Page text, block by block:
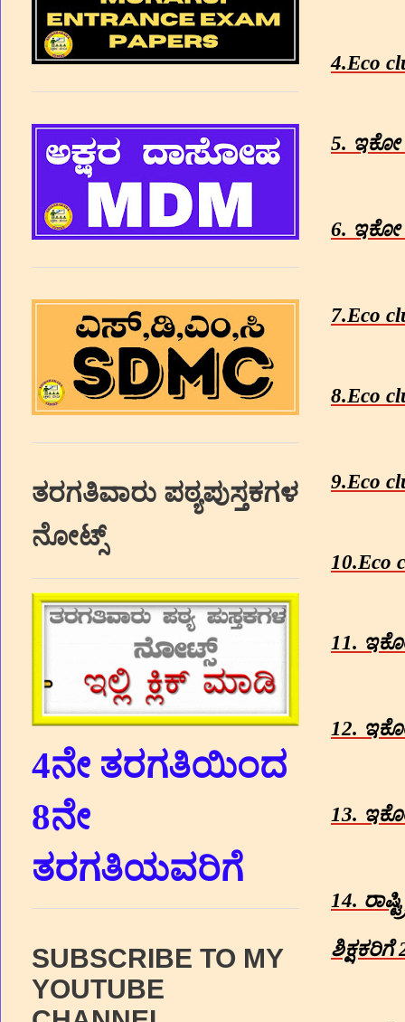
4.Eco
5. ಇಕೋ
6. ಇಕೋ
7.Eco
8.Eco
9.Eco
10.Eco
11.
12.
13.
14.
ಶಿಕ್ಷಕರಿಗೆ
ತರಗತಿವಾರು ಪಠ್ಯಪುಸ್ತಕಗಳ
ನೋಟ್ಸ್
4ನೇ ತರಗತಿಯಿಂದ
8ನೇ
ತರಗತಿಯವರಿಗೆ
SUBSCRIBE TO MY
YOUTUBE